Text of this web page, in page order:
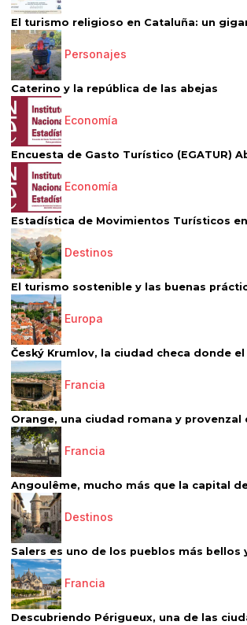
El turismo religioso en Cataluña: un
Personajes
Caterino y la república de las abejas
Economía
Encuesta de Gasto Turístico (EGATUR)
Economía
Estadística de Movimientos Turísticos
Destinos
El turismo sostenible y las buenas
Europa
Český Krumlov, la ciudad checa donde el
Francia
Orange, una ciudad romana y provenzal
Francia
Angoulême, mucho más que la capital
Destinos
Salers es uno de los pueblos más bellos
Francia
Descubriendo Périgueux, una de las